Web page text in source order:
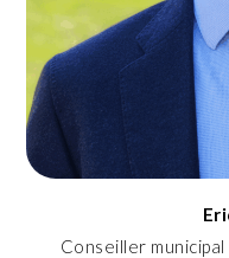
Conseiller